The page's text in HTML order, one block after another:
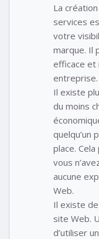
La
services
votre
marque. Il
efficace et
entreprise.
Il existe
du moins
quelqu’un
place.
vous
aucune
Web.
Il existe
site Web.
d’utiliser